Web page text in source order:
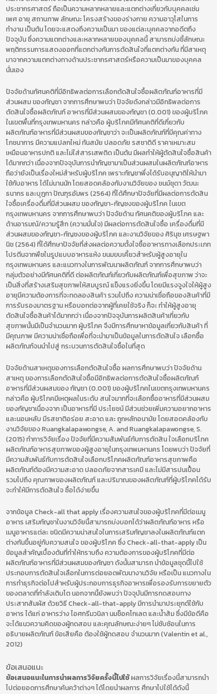
ประชากรศาสตร์ ถือเป็นความหลากหลายและแตกต่างเกี่ยวกับบุคคลเช่น
เพศ อายุ สถานภาพ ลักษณะ โครงสร้างของร่างกาย ความอาวุโสในการ
ทำงาน เป็นต้น โดยจะแสดงถึงความเป็นมา ของแต่ละบุคคลจากอดีตถึง
ปัจจุบัน ซึ่งความแตกต่างและหลากหลายของบุคคลนี้ สามารถบ่งชี้ลักษณะ
พฤติกรรมการแสดงออกที่แตกต่างกันการตัดสินใจที่แตกต่างกัน ที่มีสาเหตุ
มาจากความแตกต่างทางด้านประชากรศาสตร์หรือความเป็นมาของบุคคล
นั่นเอง
ปัจจัยด้านทัศนคติที่มีอิทธิพลต่อการเลือกตัดสินใจซื้อผลิตภัณฑ์อาหารที่มี
ส่วนผสม ของกัญชา จากการศึกษาพบว่า ปัจจัยดังกล่าวมีอิทธิพลต่อการ
ตัดสินใจซื้อผลิตภัณฑ์ อาหารที่มีส่วนผสมของกัญชา (0.001) ของผู้บริโภค
ในเขตพื้นที่กรุงเทพมหานคร กล่าวคือ ผู้บริโภคมีทัศนคติที่ดีเกี่ยวกับ
ผลิตภัณฑ์อาหารที่มีส่วนผสมของกัญชาว่า จะเป็นผลิตภัณฑ์ที่มีคุณค่าทาง
โภชนาการ มีความแปลกใหม่ ทันสมัย ปลอดภัย รสชาติดี ราคาเหมาะสม
เหมือนอาหารปกติ และไม่ใส่สารเสพติด เป็นต้น มีผลทำให้ผู้ตัดสินใจชื้อสินค้า
ได้มากกว่า เนื่องจากปัจจุบันการนำกัญชามาเป็นส่วนผสมในผลิตภัณฑ์อาหาร
ถือว่ายังเป็นเรื่องใหม่สำหรับผู้บริโภค เพราะกัญชาพึ่งได้รับอนุญาติให้นำมา
ใช้กับอาหาร ได้ไม่นานนัก โดยสอดคล้องกับงานวิจัยของ ชนม์ชุดา วัฒนะ
ธนากร และบุฎกา ปัณฑุรอัมพร (2564) ที่ได้ศึกษาปัจจัยที่มีผลต่อการตัดสิน
ใจซื้อเครื่องดื่มที่มีส่วนผสม ของกัญชา-กัญชงของผู้บริโภค ในเขต
กรุงเทพมหานคร จากการศึกษาพบว่า ปัจจัยด้าน ทัศนคติของผู้บริโภค และ
ด้านอารมณ์/ความรู้สึก (ความมั่นใจ) มีผลต่อการตัดสินใจซื้อ เครื่องดื่มที่มี
ส่วนผสมของกัญชา-กัญชงของผู้บริโภค และงานวิจัยของ ศิรินุช เศรษฐพา
นิช (2564) ที่ได้ศึกษาปัจจัยที่ส่งผลต่อความตั้งใจซื้ออาหารทางเลือกประเภท
โปรตีนจากพืชในรูปแบบอาหารแห้ง ขนมขบเคี้ยวสำหรับผู้สูงอายุใน
กรุงเทพมหานคร และแนวทางในการพัฒนาผลิตภัณฑ์ จากการศึกษาพบว่า
กลุ่มตัวอย่างมีทัศนคติที่ดี ต่อผลิตภัณฑ์เกี่ยวกับผลิตภัณฑ์เพื่อสุขภาพ ว่าจะ
เป็นสิ่งที่สร้างเสริมสุขภาพให้สมบูรณ์ แข็งแรงยิ่งขึ้น โดยมีแรงจูงใจให้ผู้สูง
อายุมีความต้องการที่จะทดลองสินค้า รวมไปถึง ความน่าเชื่อถือของสินค้าที่มี
การรับรองมาตรฐาน หรือบอกต่อจากผู้ที่เคยใช้จริง ก็จะ ทำให้ผู้สูงอายุ
ตัดสินใจซื้อสินค้าได้มากกว่า เนื่องจากปัจจุบันการผลิตสินค้าเกี่ยวกับ
สุขภาพนั้นมีเป็นจำนวนมาก ผู้บริโภค จึงมีการศึกษาหาข้อมูลเกี่ยวกับสินค้า ที่
มีคุณภาพ มีความน่าเชื่อถือเพื่อที่จะนำมาเป็นข้อมูลในการตัดสินใจ เลือกซื้อ
ผลิตภัณฑ์จนนำไปสู่ กระบวนการตัดสินใจซื้อในที่สุด
ปัจจัยด้านสาเหตุของการเลือกตัดสินใจซื้อ ผลการศึกษาพบว่า ปัจจัยด้าน
สาเหตุ ของการเลือกตัดสินใจซื้อมีอิทธิพลต่อการตัดสินใจซื้อผลิตภัณฑ์
อาหารที่มีส่วนผสมของ กัญชา (0.001) ของผู้บริโภคในเขตกรุงเทพมหานคร
กล่าวคือ ผู้บริโภคมีเหตุผลในระดับ สนใจมากที่จะเลือกซื้ออาหารที่มีส่วนผสม
ของกัญชาเนื่องจาก เป็นอาหารที่มี ประโยชน์ มีส่วนช่วยเพิ่มความอยากอาหาร
และนอนหลับ มีรสชาติอร่อย สะอาด และ ถูกหลักอนามัย โดยสอดคล้องกับ
งานวิจัยของ Ruangkalapawongse, A. and Ruangkalapawongse, S.
(2015) ทำการวิจัยเรื่อง ปัจจัยที่มีความสัมพันธ์กับการตัดสิน ใจเลือกบริโภค
ผลิตภัณฑ์อาหารสุขภาพของผู้สูงอายุในกรุงเทพมหานคร โดยพบว่า ปัจจัยที่
มีความสัมพันธ์กับการตัดสินใจเลือกบริโภคผลิตภัณฑ์อาหารสุขภาพคือ
ผลิตภัณฑ์ต้องมีความสะอาด ปลอดภัยจากสารเคมี และไม่มีสารปนเปื้อน
รวมไปถึง คุณภาพของผลิตภัณฑ์ และปริมาณของผลิตภัณฑ์ที่ผู้บริโภคได้รับ
จะทำให้มีการตัดสินใจ ซื้อได้ง่ายขึ้น
จากข้อมูล Check-all that apply เรื่องความสนใจของผู้บริโภคที่มีต่อเมนู
อาหาร เสริมกัญชาในงานวิจัยนี้สามารถบ่งบอกได้ว่าผลิตภัณฑ์อาหาร หรือ
เมนูอาหารแต่ละ ชนิดมีความน่าสนใจในการเสริมกัญชาลงในผลิตภัณฑ์แตก
ต่างกันขึ้นอยู่กับความสนใจ ของผู้บริโภค ซึ่ง Check-all-that-apply เป็น
ข้อมูลสำคัญเบื้องต้นที่ทำให้ทราบถึง ความต้องการของผู้บริโภคที่มีต่อ
ผลิตภัณฑ์อาหารที่มีส่วนผสมของกัญชา ดังนั้นสามารถ นำข้อมูลชุดนี้ไปใช้
ประกอบการตัดสินใจเลือกในการต่อยอดพัฒนางานวิจัย หรือเป็น แนวทางใน
การทำธุรกิจต่อไปสำหรับผู้ประกอบการธุรกิจอาหารเพื่อรองรับการขยายตัว
ของตลาดที่กำลังเติบโต นอกจากนี้ยังพบว่า ปัจจุบันมีการทดสอบทาง
ประสาทสัมผัส ด้วยวิธี Check-all-that-apply มีการนำมาประยุกต์ใช้กับ
อาหาร ได้แก่ อาหารว่าง ไอศกรีมวนิลา นมช็อคโกเลต และน้ำส้ม ซึ่งมีข้อดีคือ
จะได้แนวความคิดของผู้ทดสอบ และคุณลักษณะง่ายๆ ไม่ซับซ้อนในการ
อธิบายผลิตภัณฑ์ ข้อเสียคือ ต้องใช้ผู้ทดสอบ จำนวนมาก (Valentin et al.,
2012)
ข้อเสนอแนะ
ข้อเสนอแนะในการนำผลการวิจัยครั้งนี้ไปใช้ผลการวิจัยเรื่องนี้สามารถนำ
ไปต่อยอดการศึกษาค้นคว้าต่างๆ ได้โดยนำผลการ ศึกษาไปใช้ได้ดังนี้